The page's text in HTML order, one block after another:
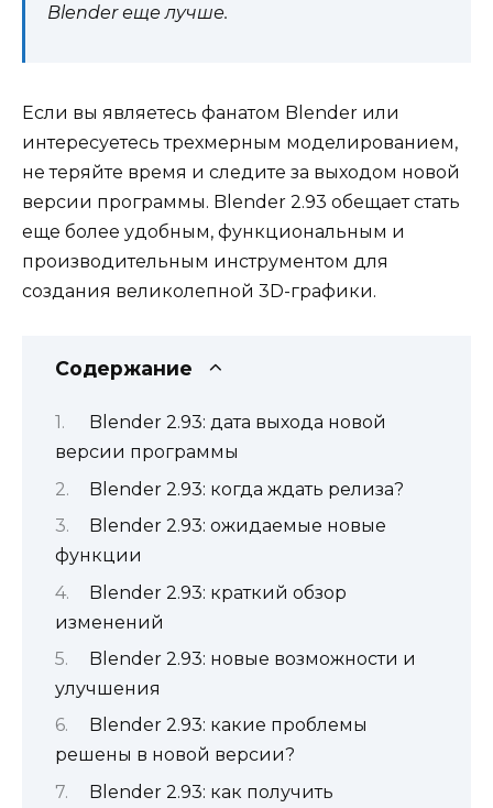
Blender еще лучше.
Если вы являетесь фанатом Blender или
интересуетесь трехмерным моделированием,
не теряйте время и следите за выходом новой
версии программы. Blender 2.93 обещает стать
еще более удобным, функциональным и
производительным инструментом для
создания великолепной 3D-графики.
Содержание
Blender 2.93: дата выхода новой
версии программы
Blender 2.93: когда ждать релиза?
Blender 2.93: ожидаемые новые
функции
Blender 2.93: краткий обзор
изменений
Blender 2.93: новые возможности и
улучшения
Blender 2.93: какие проблемы
решены в новой версии?
Blender 2.93: как получить